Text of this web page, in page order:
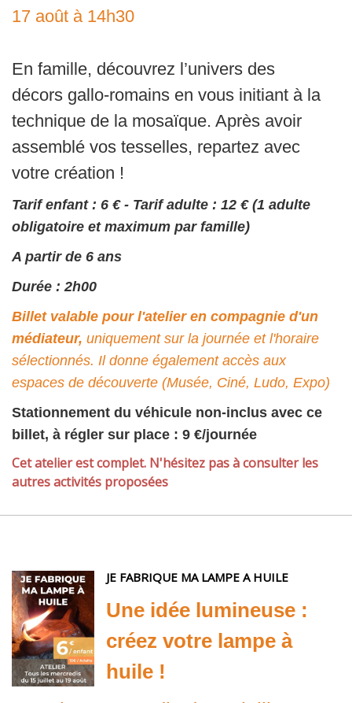
17 août à 14h30
En famille, découvrez l’univers des
décors gallo-romains en vous initiant à la
technique de la mosaïque. Après avoir
assemblé vos tesselles, repartez avec
votre création !
Tarif enfant : 6 € - Tarif adulte : 12 € (1 adulte
obligatoire et maximum par famille)
A partir de 6 ans
Durée : 2h00
Billet valable pour l'atelier en compagnie d'un
médiateur, uniquement sur la journée et l'horaire
sélectionnés. Il donne également accès aux
espaces de découverte (Musée, Ciné, Ludo, Expo)
Stationnement du véhicule non-inclus avec ce
billet, à régler sur place : 9 €/journée
Cet atelier est complet. N'hésitez pas à consulter les
autres activités proposées
JE FABRIQUE MA LAMPE A HUILE
Une idée lumineuse :
créez votre lampe à
huile !